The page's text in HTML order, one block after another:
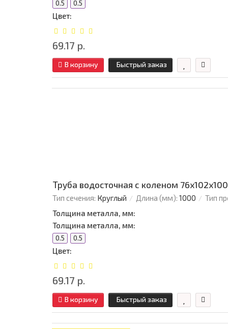
0.5 0.5
Цвет:
69.17 р.
В корзину Быстрый заказ
Труба водосточная с коленом
Тип сечения: Круглый Длина (мм): 1000
Тип
Толщина металла, мм:
Толщина металла, мм:
0.5 0.5
Цвет:
69.17 р.
В корзину Быстрый заказ